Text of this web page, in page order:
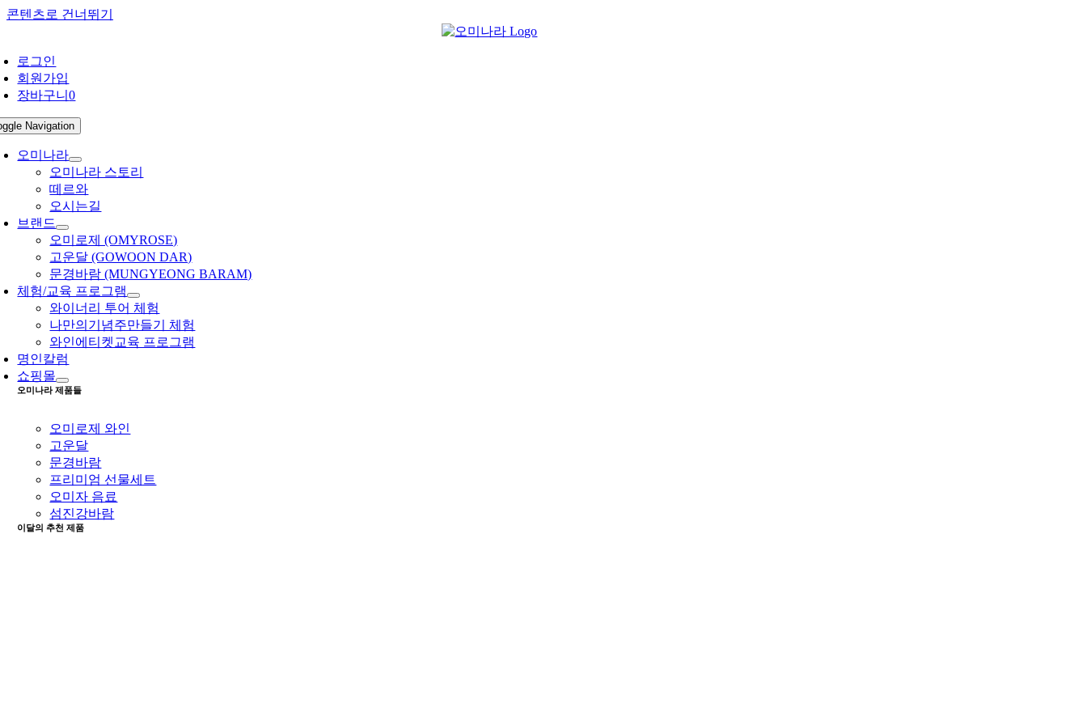
콘텐츠로 건너뛰기
로그인
회원가입
장바구니0
Navigation
오미나라
오미나라 스토리
떼르와
오시는길
브랜드
오미로제 (OMYROSE)
고운달 (GOWOON DAR)
문경바람 (MUNGYEONG BARAM)
체험/교육 프로그램
와이너리 투어 체험
나만의기념주만들기 체험
와인에티켓교육 프로그램
명인칼럼
쇼핑몰
오미나라 제품들
오미로제 와인
고운달
문경바람
프리미엄 선물세트
오미자 음료
섬진강바람
이달의 추천 제품